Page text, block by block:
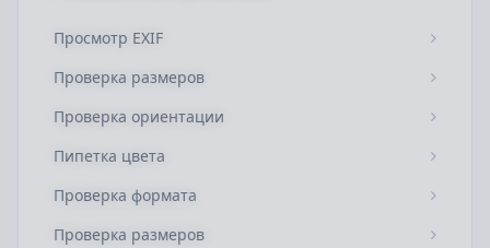
Просмотр EXIF
Проверка размеров
Проверка ориентации
Пипетка цвета
Проверка формата
Проверка размеров